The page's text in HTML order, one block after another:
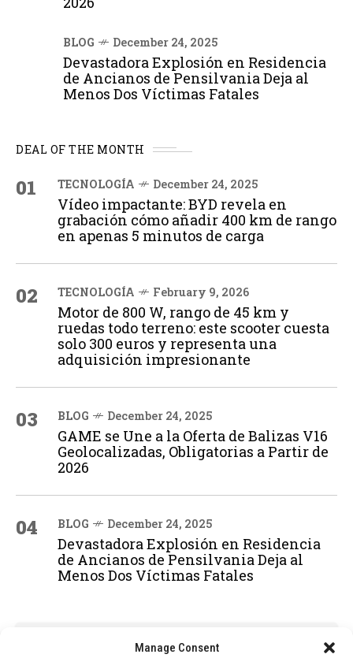
Manage Consent
BLOG December 24, 2025
Devastadora Explosión en Residencia
de Ancianos de Pensilvania Deja al
Menos Dos Víctimas Fatales
DEAL OF THE MONTH
01 TECNOLOGÍA December 24, 2025
Vídeo impactante: BYD revela en
grabación cómo añadir 400 km de rango
en apenas 5 minutos de carga
02 TECNOLOGÍA February 9, 2026
Motor de 800 W, rango de 45 km y
ruedas todo terreno: este scooter cuesta
solo 300 euros y representa una
adquisición impresionante
03 BLOG December 24, 2025
GAME se Une a la Oferta de Balizas V16
Geolocalizadas, Obligatorias a Partir de
2026
04 BLOG December 24, 2025
Devastadora Explosión en Residencia
de Ancianos de Pensilvania Deja al
Menos Dos Víctimas Fatales